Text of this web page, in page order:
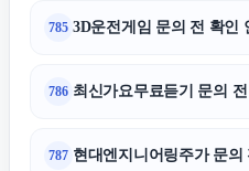
785 3D운전게임 문의 전 확인
786 최신가요무료듣기 문의
787 현대엔지니어링주가 문의